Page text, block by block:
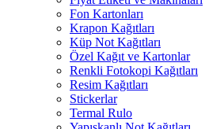
Fon Kartonları
Krapon Kağıtları
Küp Not Kağıtları
Özel Kağıt ve Kartonlar
Renkli Fotokopi Kağıtları
Resim Kağıtları
Stickerlar
Termal Rulo